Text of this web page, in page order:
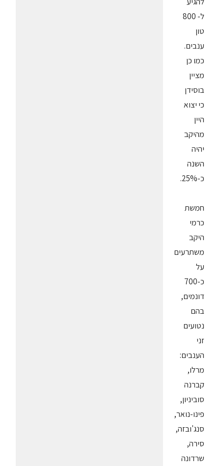
ל- 800
טון
ענבים.
כמו כן
מציין
בוסידן
כי יצוא
היין
מהיקב
יהיה
השנה
כ-25%.
חמשת
כרמי
היקב
משתרעים
על
כ-700
דונמים,
בהם
נטועים
זני
הענבים:
מרלו,
קברנה
סוביניון,
פינו-נואר,
סנג'ובזה,
סירה,
שרדונה